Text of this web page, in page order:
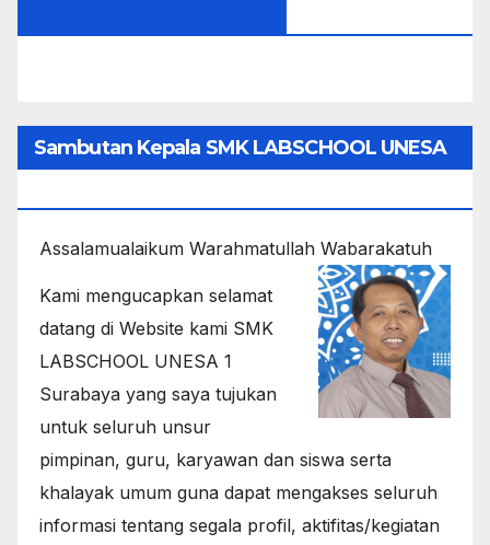
Sambutan Kepala SMK LABSCHOOL UNESA
Assalamualaikum Warahmatullah Wabarakatuh
Kami mengucapkan selamat
datang di Website kami SMK
LABSCHOOL UNESA 1
Surabaya yang saya tujukan
untuk seluruh unsur
pimpinan, guru, karyawan dan siswa serta
khalayak umum guna dapat mengakses seluruh
informasi tentang segala profil, aktifitas/kegiatan